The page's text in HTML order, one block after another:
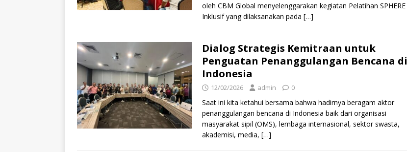
oleh CBM Global menyelenggarakan kegiatan Pelatihan SPHERE
Inklusif yang dilaksanakan pada […]
Dialog Strategis Kemitraan untuk
Penguatan Penanggulangan Bencana di
Indonesia
12/02/2026 admin 0
Saat ini kita ketahui bersama bahwa hadirnya beragam aktor
penanggulangan bencana di Indonesia baik dari organisasi
masyarakat sipil (OMS), lembaga internasional, sektor swasta,
akademisi, media, […]